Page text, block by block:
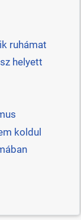
ruhámat
helyett
koldul